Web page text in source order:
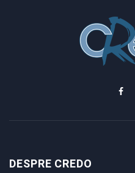
DESPRE CREDO